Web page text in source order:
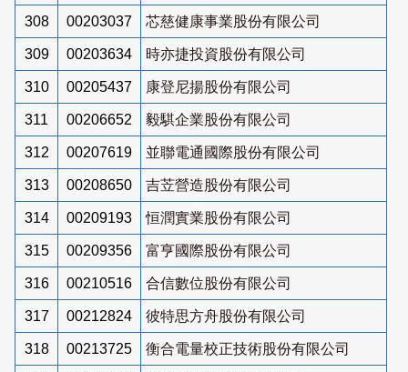
308 00203037 芯慈健康事業股份有限公司
309 00203634 時亦捷投資股份有限公司
310 00205437 康登尼揚股份有限公司
311 00206652 毅騏企業股份有限公司
312 00207619 並聯電通國際股份有限公司
313 00208650 吉苙營造股份有限公司
314 00209193 恒潤實業股份有限公司
315 00209356 富亨國際股份有限公司
316 00210516 合信數位股份有限公司
317 00212824 彼特思方舟股份有限公司
318 00213725 衡合電量校正技術股份有限公司